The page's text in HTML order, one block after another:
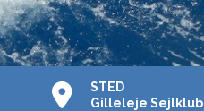
STED
Gilleleje Sejlklub